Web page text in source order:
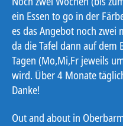
ein Essen to go in der
es das Angebot noch zwei
da die Tafel dann auf dem
Tagen (Mo,Mi,Fr jeweils
wird. Über 4 Monate
Danke!
Out and about in